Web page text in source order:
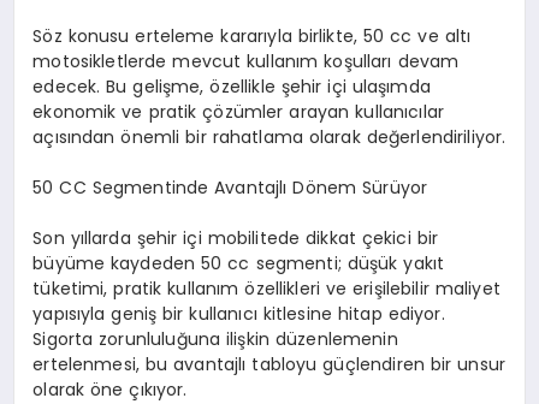
Söz konusu erteleme kararıyla birlikte, 50 cc ve altı
motosikletlerde mevcut kullanım koşulları devam
edecek. Bu gelişme, özellikle şehir içi ulaşımda
ekonomik ve pratik çözümler arayan kullanıcılar
açısından önemli bir rahatlama olarak değerlendiriliyor.
50 CC Segmentinde Avantajlı Dönem Sürüyor
Son yıllarda şehir içi mobilitede dikkat çekici bir
büyüme kaydeden 50 cc segmenti; düşük yakıt
tüketimi, pratik kullanım özellikleri ve erişilebilir maliyet
yapısıyla geniş bir kullanıcı kitlesine hitap ediyor.
Sigorta zorunluluğuna ilişkin düzenlemenin
ertelenmesi, bu avantajlı tabloyu güçlendiren bir unsur
olarak öne çıkıyor.